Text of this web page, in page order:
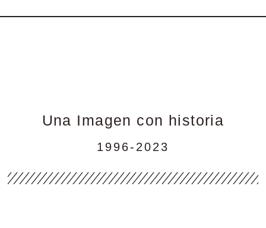
Una Imagen con historia
1996-2023